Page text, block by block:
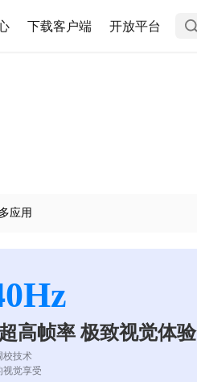
下载客户端 开放平台
应用
高帧率 极致视觉体验
校技术
视觉享受